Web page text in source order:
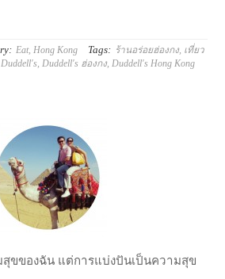
Eat,Hong Kong Tags: ร้านอร่อยฮ่องกง, เที่ยว
Duddell's,Duddell's ฮ่องกง,Duddell's Hong Kong
สุขของฉัน แต่การแบ่งปันเป็นความสุข